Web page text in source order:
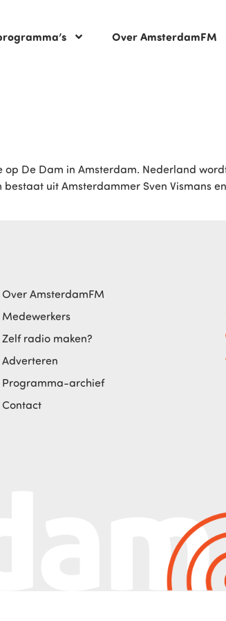
Over AmsterdamFM
De Dam in Amsterdam. Nederland
uit Amsterdammer Sven Vismans en
Over AmsterdamFM
Medewerkers
Zelf radio maken?
Adverteren
Programma-archief
Contact